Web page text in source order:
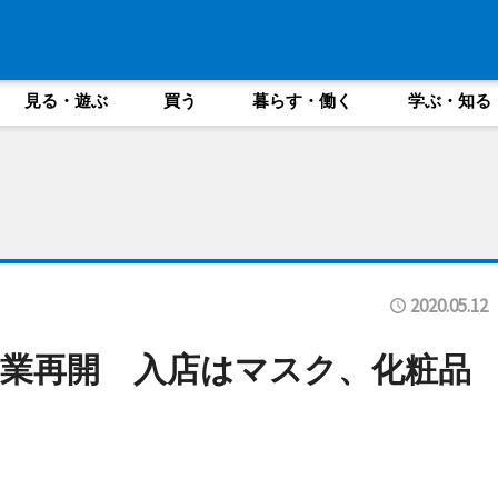
見る・遊ぶ 買う 暮らす・働く 学ぶ・知る
2020.05.12
再開 入店はマスク、化粧品